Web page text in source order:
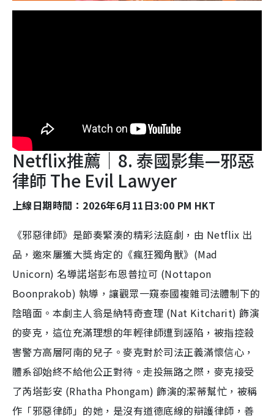
Netflix推薦｜8. 泰國影集—邪惡
律師 The Evil Lawyer
上線日期時間：2026年6月11日3:00 PM HKT
《邪惡律師》是節奏緊湊的精彩法庭劇，由 Netflix 出
品，邀來屢獲大獎肯定的《瘋狂獨角獸》(Mad
Unicorn) 名導諾塔彭布恩普拉可 (Nottapon
Boonprakob) 執導，讓觀眾一窺泰國複雜司法體制下的
陰暗面。本劇主人翁是納特奇查理 (Nat Kitcharit) 飾演
的麥克，這位充滿理想的年輕律師遭到誣陷，被指控殺
害警方高層阿南的兒子。麥克對於司法正義滿懷信心，
體系卻始終不給他公正對待。走投無路之際，麥克接受
了芮塔彭安 (Rhatha Phongam) 飾演的潔蒂幫忙，被稱
作「邪惡律師」的她，是沒有道德底線的辯護律師，善